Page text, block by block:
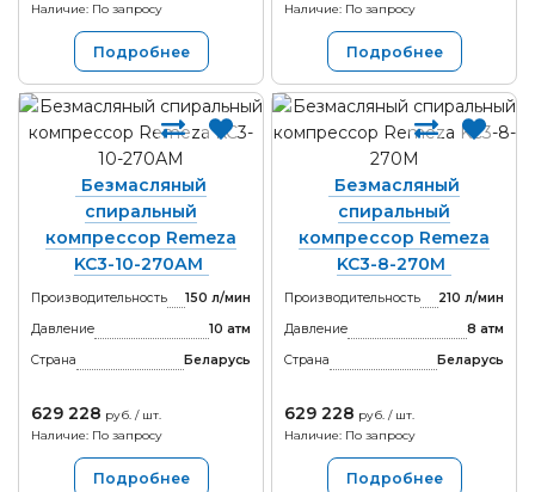
Наличие: По запросу
Подробнее
Наличие: По запросу
Подробнее
Безмасляный
спиральный
компрессор Remeza
KC3-10-270АМ
Производительность
150 л/мин
Давление
10 атм
Страна
Беларусь
629 228 руб. / шт.
Наличие: По запросу
Подробнее
Безмасляный
спиральный
компрессор Remeza
KC3-8-270М
Производительность
210 л/мин
Давление
8 атм
Страна
Беларусь
629 228 руб. / шт.
Наличие: По запросу
Подробнее